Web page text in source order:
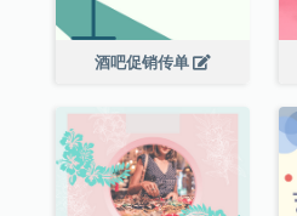
酒吧促销传单